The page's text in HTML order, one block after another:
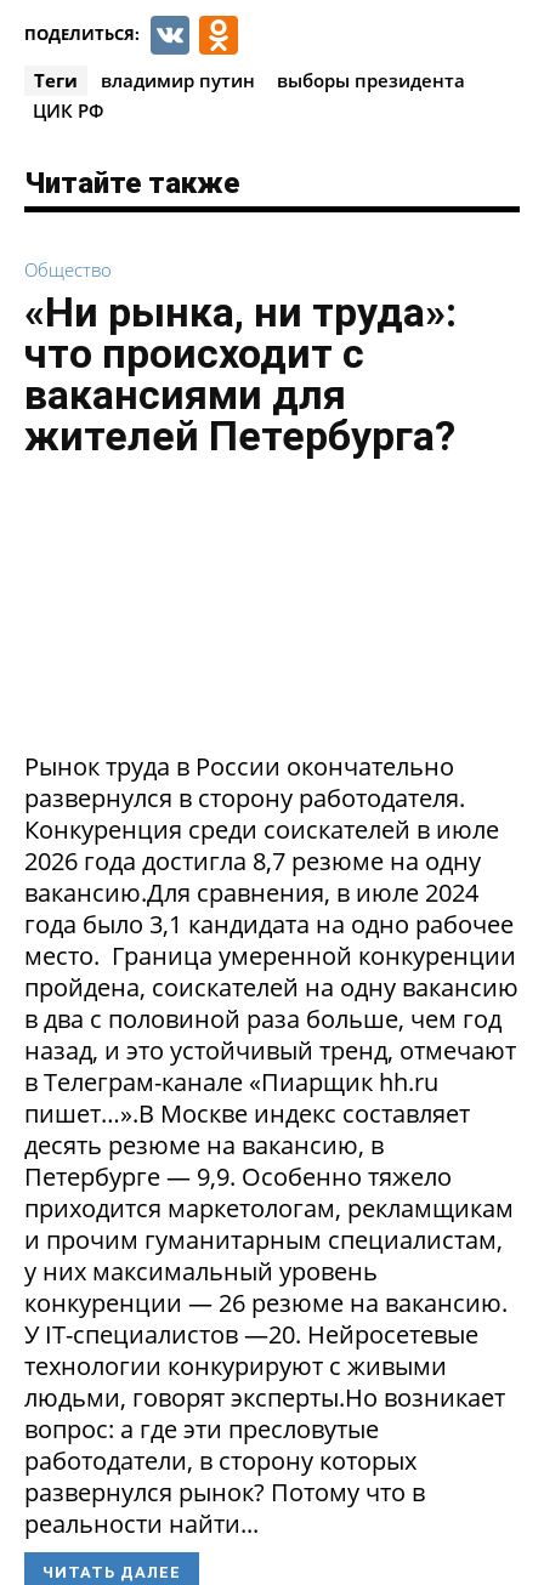
ПОДЕЛИТЬСЯ: VK
Теги владимир путин
выборы президента
ЦИК РФ
Читайте также
Общество
«Ни рынка, ни труда»:
что происходит с
вакансиями для
жителей Петербурга?
Рынок труда в России окончательно
развернулся в сторону работодателя.
Конкуренция среди соискателей в июле
2026 года достигла 8,7 резюме на одну
вакансию.Для сравнения, в июле 2024
года было 3,1 кандидата на одно рабочее
место. Граница умеренной конкуренции
пройдена, соискателей на одну вакансию
в два с половиной раза больше, чем год
назад, и это устойчивый тренд, отмечают
в Телеграм-канале «Пиарщик hh.ru
пишет…».В Москве индекс составляет
десять резюме на вакансию, в
Петербурге — 9,9. Особенно тяжело
приходится маркетологам, рекламщикам
и прочим гуманитарным специалистам,
у них максимальный уровень
конкуренции — 26 резюме на вакансию.
У IT-специалистов —20. Нейросетевые
технологии конкурируют с живыми
людьми, говорят эксперты.Но возникает
вопрос: а где эти пресловутые
работодатели, в сторону которых
развернулся рынок? Потому что в
реальности найти...
ЧИТАТЬ ДАЛЕЕ